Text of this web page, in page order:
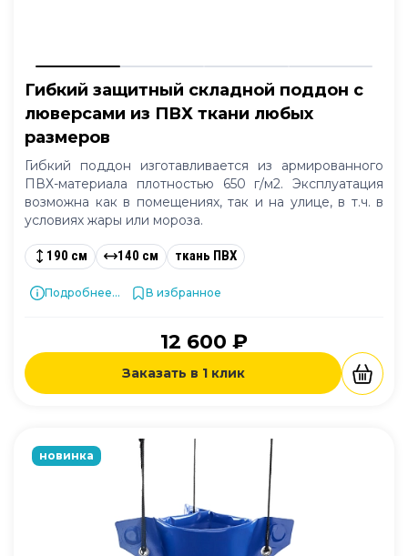
Гибкий защитный складной поддон с
люверсами из ПВХ ткани любых
размеров
Гибкий поддон изготавливается из армированного
ПВХ-материала плотностью 650 г/м2. Эксплуатация
возможна как в помещениях, так и на улице, в т.ч. в
условиях жары или мороза.
190 см 140 см ткань ПВХ
Подробнее... В избранное
12 600 ₽
Заказать в 1 клик
новинка